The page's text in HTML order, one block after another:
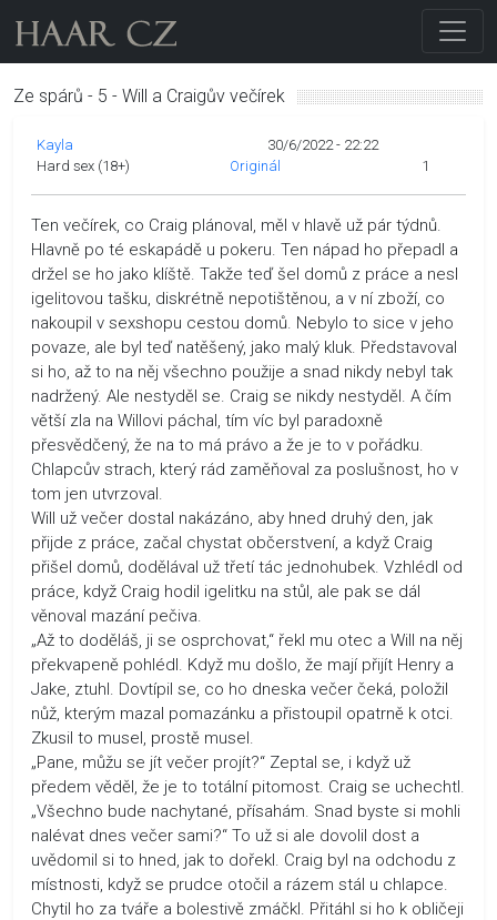
Ze spárů - 5 - Will a Craigův večírek
Kayla
30/6/2022 - 22:22
Hard sex (18+)
Originál 1
Ten večírek, co Craig plánoval, měl v hlavě už pár týdnů.
Hlavně po té eskapádě u pokeru. Ten nápad ho přepadl a
držel se ho jako klíště. Takže teď šel domů z práce a nesl
igelitovou tašku, diskrétně nepotištěnou, a v ní zboží, co
nakoupil v sexshopu cestou domů. Nebylo to sice v jeho
povaze, ale byl teď natěšený, jako malý kluk. Představoval
si ho, až to na něj všechno použije a snad nikdy nebyl tak
nadržený. Ale nestyděl se. Craig se nikdy nestyděl. A čím
větší zla na Willovi páchal, tím víc byl paradoxně
přesvědčený, že na to má právo a že je to v pořádku.
Chlapcův strach, který rád zaměňoval za poslušnost, ho v
tom jen utvrzoval.
Will už večer dostal nakázáno, aby hned druhý den, jak
přijde z práce, začal chystat občerstvení, a když Craig
přišel domů, dodělával už třetí tác jednohubek. Vzhlédl od
práce, když Craig hodil igelitku na stůl, ale pak se dál
věnoval mazání pečiva.
„Až to doděláš, ji se osprchovat,“ řekl mu otec a Will na něj
překvapeně pohlédl. Když mu došlo, že mají přijít Henry a
Jake, ztuhl. Dovtípil se, co ho dneska večer čeká, položil
nůž, kterým mazal pomazánku a přistoupil opatrně k otci.
Zkusil to musel, prostě musel.
„Pane, můžu se jít večer projít?“ Zeptal se, i když už
předem věděl, že je to totální pitomost. Craig se uchechtl.
„Všechno bude nachytané, přísahám. Snad byste si mohli
nalévat dnes večer sami?“ To už si ale dovolil dost a
uvědomil si to hned, jak to dořekl. Craig byl na odchodu z
místnosti, když se prudce otočil a rázem stál u chlapce.
Chytil ho za tváře a bolestivě zmáčkl. Přitáhl si ho k obličeji